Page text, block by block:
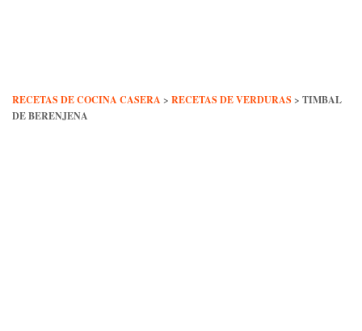
RECETAS DE COCINA CASERA > RECETAS DE VERDURAS > TIMBAL
DE BERENJENA